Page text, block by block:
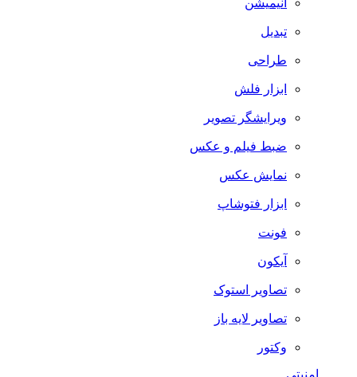
انیمیشن
تبدیل
طراحی
ابزار فلش
ویرایشگر تصویر
ضبط فيلم و عكس
نمایش عکس
ابزار فتوشاپ
فونت
آیکون
تصاویر استوک
تصاویر لایه باز
وکتور